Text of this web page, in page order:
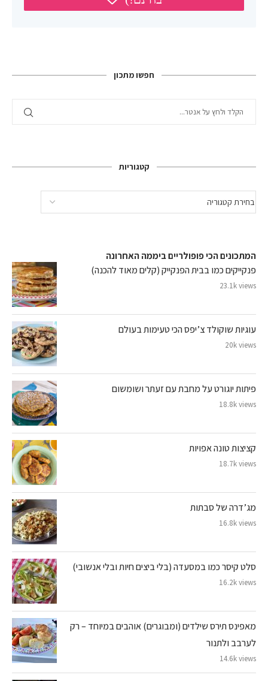
חפשו מתכון
קטגוריות
המתכונים הכי פופולריים ביממה האחרונה
פנקייקים כמו בבית הפנקייק (קלים מאוד להכנה)
23.1k views
עוגיות שוקולד צ’יפס הכי טעימות בעולם
20k views
פיתות יוגורט על מחבת עם זעתר ושומשום
18.8k views
קציצות טונה אפויות
18.7k views
מג’דרה של סבתות
16.8k views
סלט קיסר כמו במסעדה (בלי ביצים חיות ובלי אנשובי)
16.2k views
מאפינס תירס שילדים (ומבוגרים) אוהבים במיוחד – רק
לערבב ולתנור
14.6k views